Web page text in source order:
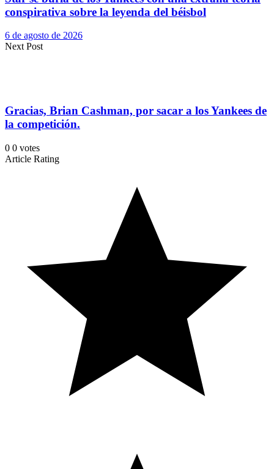
conspirativa sobre la leyenda del béisbol
6 de agosto de 2026
Next Post
Gracias, Brian Cashman, por sacar a los Yankees de
la competición.
0 0 votes
Article Rating